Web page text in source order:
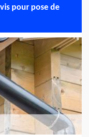
pour pose de